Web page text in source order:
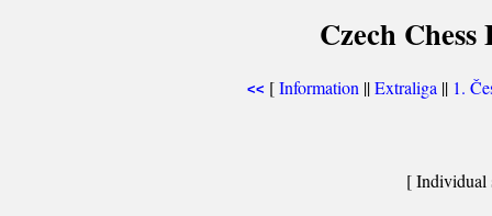
Czech
<< [Information ||Extraliga || 1.
[ Individual